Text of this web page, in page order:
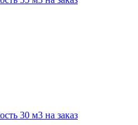
30 м3 на заказ